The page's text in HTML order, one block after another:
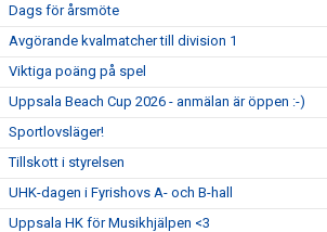
Dags för årsmöte
Avgörande kvalmatcher till division 1
Viktiga poäng på spel
Uppsala Beach Cup 2026 - anmälan är öppen :-)
Sportlovsläger!
Tillskott i styrelsen
UHK-dagen i Fyrishovs A- och B-hall
Uppsala HK för Musikhjälpen <3